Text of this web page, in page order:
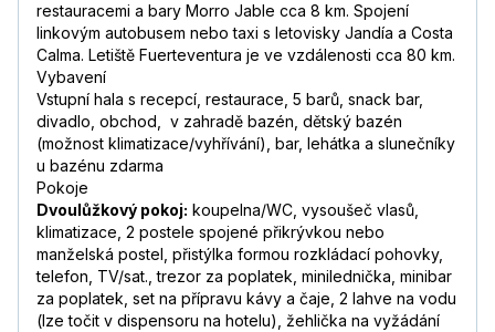
restauracemi a bary Morro Jable cca 8 km. Spojení
linkovým autobusem nebo taxi s letovisky Jandía a Costa
Calma. Letiště Fuerteventura je ve vzdálenosti cca 80 km.
Vybavení
Vstupní hala s recepcí, restaurace, 5 barů, snack bar,
divadlo, obchod, v zahradě bazén, dětský bazén
(možnost klimatizace/vyhřívání), bar, lehátka a slunečníky
u bazénu zdarma
Pokoje
Dvoulůžkový pokoj: koupelna/WC, vysoušeč vlasů,
klimatizace, 2 postele spojené přikrývkou nebo
manželská postel, přistýlka formou rozkládací pohovky,
telefon, TV/sat., trezor za poplatek, minilednička, minibar
za poplatek, set na přípravu kávy a čaje, 2 lahve na vodu
(lze točit v dispensoru na hotelu), žehlička na vyžádání